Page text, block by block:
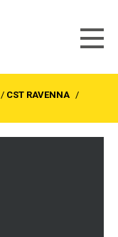
/ CST RAVENNA /